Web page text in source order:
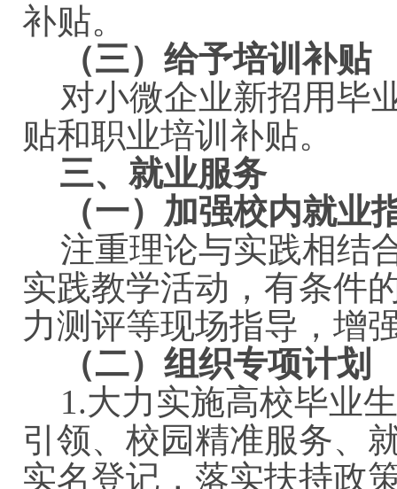
补贴。
（三）给予培训补贴
对小微企业新招用毕
贴和职业培训补贴。
三、就业服务
（一）加强校内就业
注重理论与实践相结
实践教学活动，有条件
力测评等现场指导，增
（二）组织专项计划
1.大力实施高校毕业
引领、校园精准服务、
实名登记，落实扶持政